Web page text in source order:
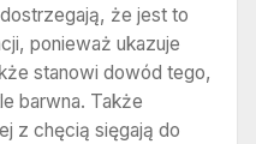
że jest to
ponieważ ukazuje
stanowi dowód tego,
barwna. Także
z chęcią sięgają do